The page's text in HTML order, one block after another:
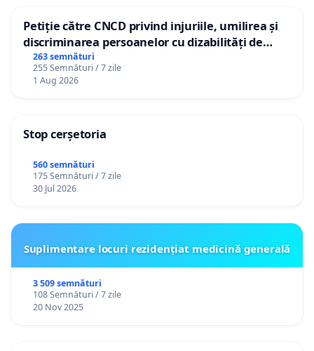
Petiție către CNCD privind injuriile, umilirea și
discriminarea persoanelor cu dizabilități de
către utilizatorul TikTok „Gorici”
263 semnături
255 Semnături / 7 zile
1 Aug 2026
Stop cerșetoria
560 semnături
175 Semnături / 7 zile
30 Jul 2026
Suplimentare locuri rezidențiat medicină generală
3 509 semnături
108 Semnături / 7 zile
20 Nov 2025